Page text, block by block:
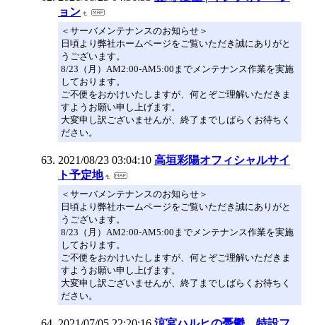
ョン
＜サーバメンテナンスのお知らせ＞
日頃より弊社ホームページをご覧いただき誠にありがと
うございます。
8/23（月）AM2:00-AM5:00までメンテナンス作業を実施
しております。
ご不便をおかけいたしますが、何とぞご理解いただきま
すようお願い申し上げます。
大変申し訳ございませんが、終了までしばらくお待ちく
ださい。
2021/08/23 03:04:10 高垣彩陽オフィシャルサイ
ト予定地
＜サーバメンテナンスのお知らせ＞
日頃より弊社ホームページをご覧いただき誠にありがと
うございます。
8/23（月）AM2:00-AM5:00までメンテナンス作業を実施
しております。
ご不便をおかけいたしますが、何とぞご理解いただきま
すようお願い申し上げます。
大変申し訳ございませんが、終了までしばらくお待ちく
ださい。